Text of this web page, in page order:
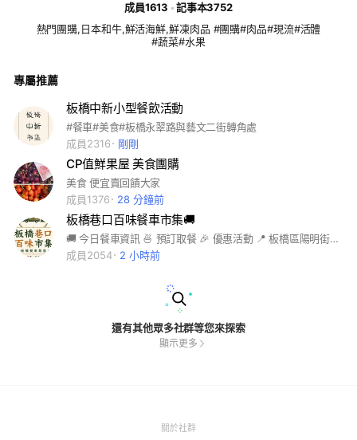
成員1613
記事本3752
熱門團購,日本和牛,鮮活海鮮,鮮凍肉品 #團購#肉品#現流#活體
#蔬菜#水果
專屬推薦
板橋中新小型餐飲活動
#餐車#美食#板橋永翠路與藝文二街轉角處
成員2316
剛剛
CP值鮮果屋 美食團購
美食 便宜賣回饋大家
成員1376
28 分鐘前
板橋巷口百味餐車市集🚚
🚚 今日餐車資訊 🍜 預訂取餐 🎉 優惠活動 📍 板橋區陽明街239號旁空地
成員2054
2 小時前
還有其他眾多社群等您來探索
顯示更多
關於社群(Open